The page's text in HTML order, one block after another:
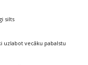
silts
uzlabot vecāku pabalstu